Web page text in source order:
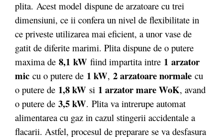
plita. Acest model dispune de arzatoare cu trei
dimensiuni, ce ii confera un nivel de flexibilitate in
ce priveste utilizarea mai eficient, a unor vase de
gatit de diferite marimi. Plita dispune de o putere
maxima de 8,1 kW fiind impartita intre 1 arzator
mic cu o putere de 1 kW, 2 arzatoare normale cu
o putere de 1,8 kW si 1 arzator mare WoK, avand
o putere de 3,5 kW. Plita va intrerupe automat
alimentarea cu gaz in cazul stingerii accidentale a
flacarii. Astfel, procesul de preparare se va desfasura